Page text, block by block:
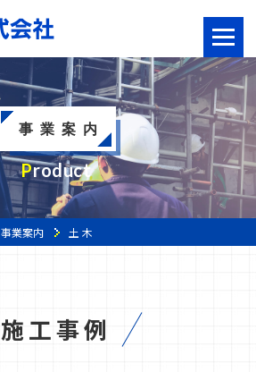
toggle
事業案内
Product
事業案内 土 木
施工事例